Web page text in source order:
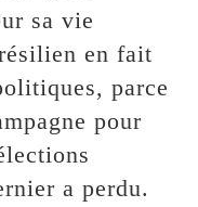
sa vie
en fait
parce
pour
a perdu.